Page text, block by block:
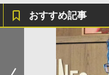
おすすめ記事